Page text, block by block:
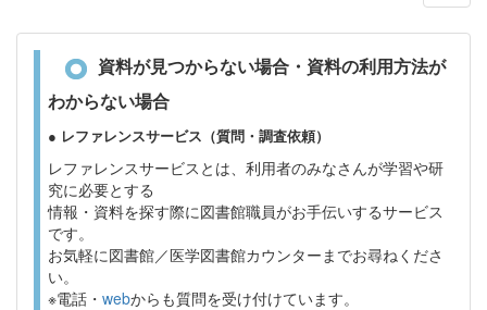
資料が見つからない場合・資料の利用方法が
わからない場合
● レファレンスサービス（質問・調査依頼）
レファレンスサービスとは、利用者のみなさんが学習や研
究に必要とする
情報・資料を探す際に図書館職員がお手伝いするサービス
です。
お気軽に図書館／医学図書館カウンターまでお尋ねくださ
い。
※電話・ webからも質問を受け付けています。